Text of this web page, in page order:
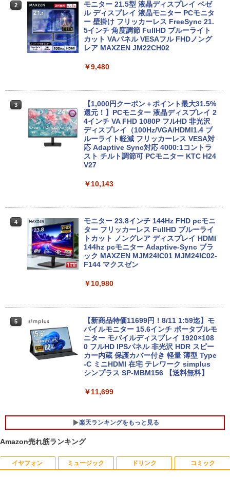
【最新Office2024】中古ノート Lenovo
ThinkPad L580 第8世代Core i5 大画面
15.6インチ液晶 メモリ8GB/16GB 新品S
SD 1TB テンキー付き Webカメラ内蔵 U
SB 3.0 無線LAN搭載 office付き Windo
古パソコン 中古PC オフィス 中古
【マラソンP5倍/10%オフクーポン】【ワ
ケあり/激安商品】 中古ノートパソコン
レノボ Lenovo ThinkPad L380 第8世代
Core i5 メモリ8GB/16GB SSD128/256G
B/512GB 13.3インチ Windows11 Pro 送
料無料 保証付き
￥15,800
4
エントリーで最大10倍！｜【Win11正式
対応モデル】アウトレット 第8世代 Core
i5 ノートパソコン Win11対応 15.6型 大
画面中古PC 富士通 NEC DELL 新品SSD
搭載 メモリ最大32GB 新品SSD最大2TB
Office付き DVD内蔵/テンキー/WEBカメ
Lenovo ThinkPad X13 Gen1 Gen2 Ge
n3 モデル選択可能 [ Windows11 / Offic
e付き / SSD 256GB 512GB / メモリ 8G
B 16GB / 第10世代 第11世代 第12世代 I
ntel Core i5] 初期設定不要 Office 中古
ノートパソコン 中古パソコン 中古pc レ
ィス付き 最新MSOffice2024可 Win11Pr
o 中古パソコンデスクトップパソコン ミ
ニPC デル 中古パソコンデスクトップPC
￥17,888
1)GHz | MEM:8GB | SSD:256GB(NVMe)
| DVDマルチ | 無線LAN:なし | Win11Pro
64Bit
￥21,980
n-One | Windows11 | 一体型 | 一年保証
内蔵 | フルHD | Win11Pro64Bit | ACアダ
プター付属
￥29,980
【送料無料】DT：DELL Optiplex 3080
トップPC &おまけ付き（中古USB式キー
ボートとマウス） 3ケ月保証
￥32,800
2
モニター 21.5型 液晶ディスプレイ ベゼ
ル ディスプレイ 液晶モニター PCモニタ
ー 壁掛け フリッカーレス FreeSync 21.
5インチ 角度調節 FullHD ブルーライト
カット VAパネル VESAフル FHDノング
レア MAXZEN JM22CH02
￥9,480
3
【1,000円クーポン＋ポイント最大31.5%
還元！】PCモニター 液晶ディスプレイ 2
4インチ VA FHD 1080P フルHD 非光沢
ディスプレイ（100Hz/VGA/HDMI1.4 ブ
ルーライト軽減 フリッカーレス VESA対
応 Adaptive Sync対応 4000:1コントラ
スト チルト調節可 PCモニター KTC H24
V27
￥10,143
4
モニター 23.8インチ 144Hz FHD pcモニ
ター フリッカーレス FullHD ブルーライ
トカット ノングレア ディスプレイ HDMI
144hz pcモニター Adaptive-Sync ブラ
ック MAXZEN MJM24IC01 MJM24IC02-
F144 マクスゼン
￥10,980
5
【新商品特価11699円！8/11 1:59迄】モ
バイルモニター 15.6インチ ポータブルモ
ニター モバイルディスプレイ 1920×108
0 フルHD IPSパネル 非光沢 HDR スピー
カー内蔵 保護カバー付き 軽量 薄型 Type
-C ミニHDMI 在宅 テレワーク simplus
シンプラス SP-MBM156 【送料無料】
￥11,699
楽天ランキングをもっと見る
1
2027 近江兄弟社中学校・直前対策合格セ
Amazon売れ筋ランキング
イヤフォン ミュージック ドリンク コミック